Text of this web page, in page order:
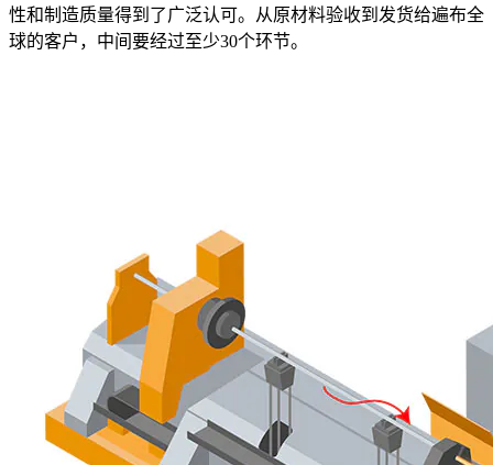
性和制造质量得到了广泛认可。从原材料验收到发货给遍布全
球的客户，中间要经过至少30个环节。